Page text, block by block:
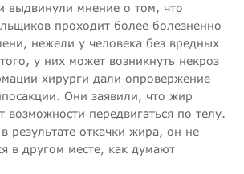
выдвинули мнение о том, что
проходит более болезненно
нежели у человека без вредных
у них может возникнуть некроз
хирурги дали опровержение
Они заявили, что жир
возможности передвигаться по телу.
результате откачки жира, он не
в другом месте, как думают